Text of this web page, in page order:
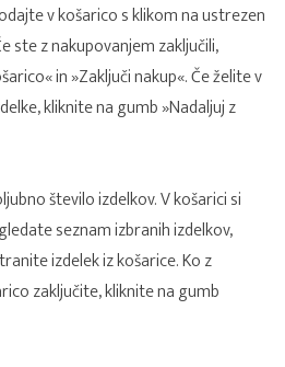
v košarico s klikom na ustrezen
ste z nakupovanjem zaključili,
in »Zaključi nakup«. Če želite v
kliknite na gumb »Nadaljuj z
število izdelkov. V košarici si
seznam izbranih izdelkov,
izdelek iz košarice. Ko z
zaključite, kliknite na gumb